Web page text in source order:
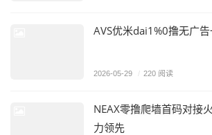
AVS优米dai1%0撸无广
2026-05-29 / 220 阅读
NEAX零撸爬墙首码对接
力领先